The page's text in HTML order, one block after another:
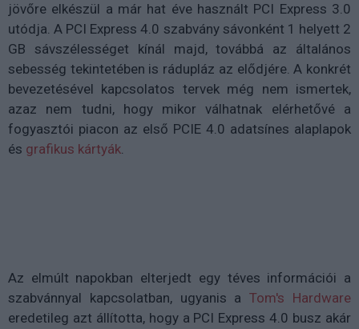
jövőre elkészül a már hat éve használt PCI Express 3.0
utódja. A PCI Express 4.0 szabvány sávonként 1 helyett 2
GB sávszélességet kínál majd, továbbá az általános
sebesség tekintetében is rádupláz az elődjére. A konkrét
bevezetésével kapcsolatos tervek még nem ismertek,
azaz nem tudni, hogy mikor válhatnak elérhetővé a
fogyasztói piacon az első PCIE 4.0 adatsínes alaplapok
és grafikus kártyák.
Az elmúlt napokban elterjedt egy téves információi a
szabvánnyal kapcsolatban, ugyanis aTom's Hardware
eredetileg azt állította, hogy a PCI Express 4.0 busz akár